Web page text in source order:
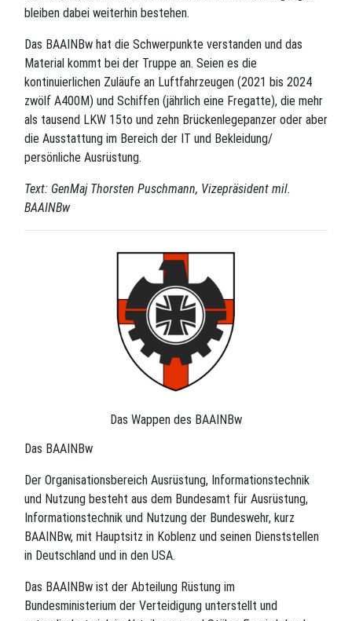
bleiben dabei weiterhin bestehen.
Das BAAINBw hat die Schwerpunkte verstanden und das
Material kommt bei der Truppe an. Seien es die
kontinuierlichen Zuläufe an Luftfahrzeugen (2021 bis 2024
zwölf A400M) und Schiffen (jährlich eine Fregatte), die mehr
als tausend LKW 15to und zehn Brückenlegepanzer oder aber
die Ausstattung im Bereich der IT und Bekleidung/
persönliche Ausrüstung.
Text: GenMaj Thorsten Puschmann, Vizepräsident mil.
BAAINBw
Das Wappen des BAAINBw
Das BAAINBw
Der Organisationsbereich Ausrüstung, Informationstechnik
und Nutzung besteht aus dem Bundesamt für Ausrüstung,
Informationstechnik und Nutzung der Bundeswehr, kurz
BAAINBw, mit Hauptsitz in Koblenz und seinen Dienststellen
in Deutschland und in den USA.
Das BAAINBw ist der Abteilung Rüstung im
Bundesministerium der Verteidigung unterstellt und